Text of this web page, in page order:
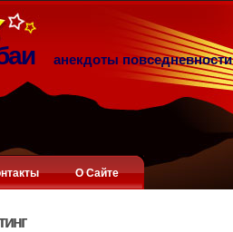
анекдоты повседневности
О Сайте